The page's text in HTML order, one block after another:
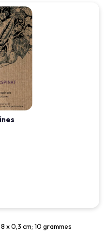
8 x 0,3 cm; 10 grammes